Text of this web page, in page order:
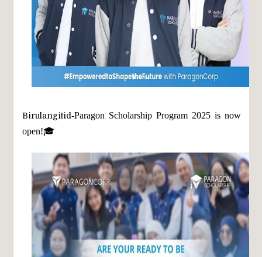
Birulangitid-Paragon Scholarship Program 2025 is now
open!🎓